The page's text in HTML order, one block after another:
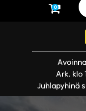
0
Ark. klo
Juhlapyhinä